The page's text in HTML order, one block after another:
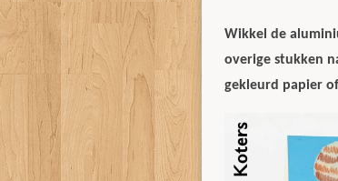
Wikkel de
overige stukken
gekleurd papier